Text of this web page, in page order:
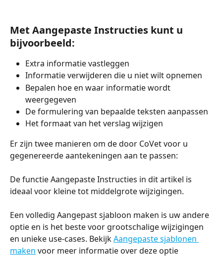
Met Aangepaste Instructies kunt u
bijvoorbeeld:
Extra informatie vastleggen
Informatie verwijderen die u niet wilt opnemen
Bepalen hoe en waar informatie wordt
weergegeven
De formulering van bepaalde teksten aanpassen
Het formaat van het verslag wijzigen
Er zijn twee manieren om de door CoVet voor u
gegenereerde aantekeningen aan te passen:
De functie Aangepaste Instructies in dit artikel is
ideaal voor kleine tot middelgrote wijzigingen.
Een volledig Aangepast sjabloon maken is uw andere
optie en is het beste voor grootschalige wijzigingen
en unieke use-cases. Bekijk Aangepaste sjablonen
maken voor meer informatie over deze optie